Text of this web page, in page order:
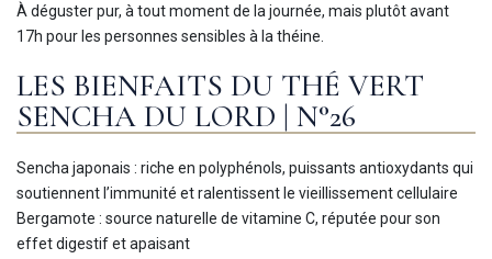
À déguster pur, à tout moment de la journée, mais plutôt avant
17h pour les personnes sensibles à la théine.
LES BIENFAITS DU THÉ VERT
SENCHA DU LORD | N°26
Sencha japonais : riche en polyphénols, puissants antioxydants qui
soutiennent l’immunité et ralentissent le vieillissement cellulaire
Bergamote : source naturelle de vitamine C, réputée pour son
effet digestif et apaisant